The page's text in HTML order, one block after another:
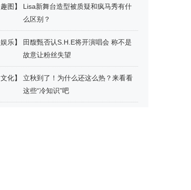
趣图 】
Lisa新舞台造型被质疑和疯马秀有什
么区别？
娱乐】
田馥甄否认S.H.E将开演唱会 称不是
故意让粉丝失望
文化】
立秋到了！为什么还这么热？来看看
这些“冷知识”吧